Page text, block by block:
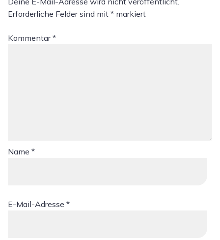
Erforderliche Felder sind mit* markiert
Kommentar*
Name*
E-Mail-Adresse*